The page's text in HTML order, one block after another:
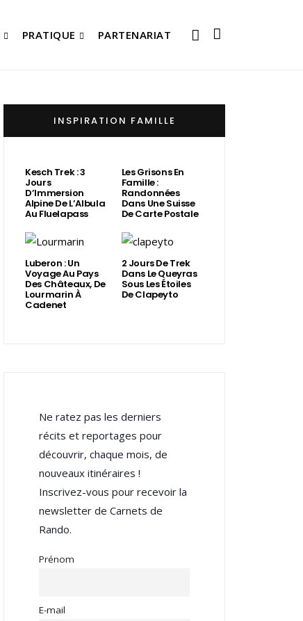
PRATIQUE PARTENARIAT
INSPIRATION FAMILLE
Kesch Trek : 3
Jours
D’Immersion
Alpine De L’Albula
Au Fluelapass
Les Grisons En
Famille :
Randonnées
Dans Une Suisse
De Carte Postale
Luberon : Un
Voyage Au Pays
Des Châteaux, De
Lourmarin À
Cadenet
2 Jours De Trek
Dans Le Queyras
Sous Les Étoiles
De Clapeyto
Ne ratez pas les derniers
récits et reportages pour
découvrir, chaque mois, de
nouveaux itinéraires !
Inscrivez-vous pour recevoir la
newsletter de Carnets de
Rando.
Prénom
E-mail